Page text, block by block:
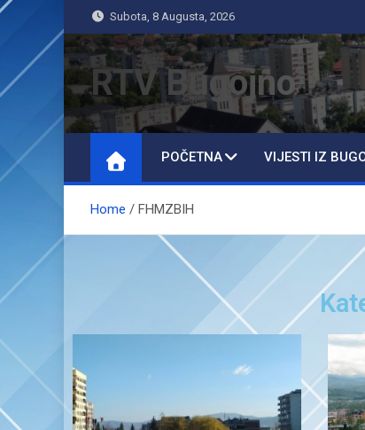
Subota, 8 Augusta, 2026
RTV Bugojno
POČETNA VIJESTI IZ
Home FHMZBIH